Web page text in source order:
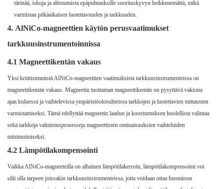
tärinää, iskuja ja altistumista epäpuhtauksille suorituskyvyn heikkenemättä, mikä
varmistaa pitkäaikaisen luotettavuuden ja tarkkuuden.
4. AlNiCo-magneettien käytön perusvaatimukset
tarkkuusinstrumentoinnissa
4.1 Magneettikentän vakaus
Yksi kriittisimmistä AlNiCo-magneettien vaatimuksista tarkkuusinstrumenteissa on
magneettikentän vakaus. Magneetin tuottaman magneettikentän on pysyttävä vakiona
ajan kuluessa ja vaihtelevissa ympäristöolosuhteissa tarkkojen ja luotettavien mittausten
varmistamiseksi. Tämä edellyttää magneetin laadun ja koostumuksen huolellista valintaa
sekä tarkkoja valmistusprosesseja magneettisten ominaisuuksien vaihteluiden
minimoimiseksi.
4.2 Lämpötilakompensointi
Vaikka AlNiCo-magneeteilla on alhainen lämpötilakerroin, lämpötilakompensointi voi
silti olla tarpeen joissakin tarkkuusinstrumenteissa, jotta voidaan ottaa huomioon